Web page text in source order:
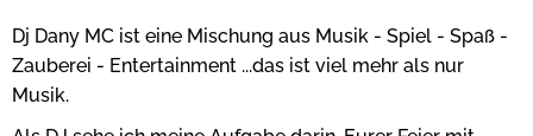
Dj Dany MC ist eine Mischung aus Musik - Spiel - Spaß -
Zauberei - Entertainment ...das ist viel mehr als nur
Musik.